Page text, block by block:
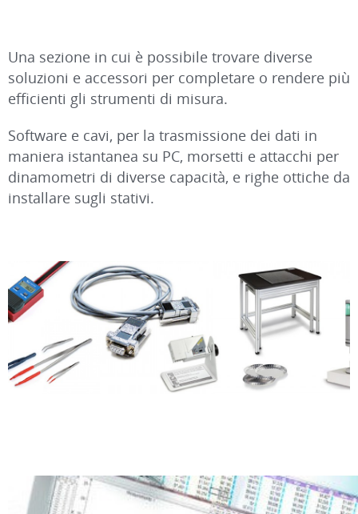
Una sezione in cui è possibile trovare diverse
soluzioni e accessori per completare o rendere più
efficienti gli strumenti di misura.
Software e cavi, per la trasmissione dei dati in
maniera istantanea su PC, morsetti e attacchi per
dinamometri di diverse capacità, e righe ottiche da
installare sugli stativi.